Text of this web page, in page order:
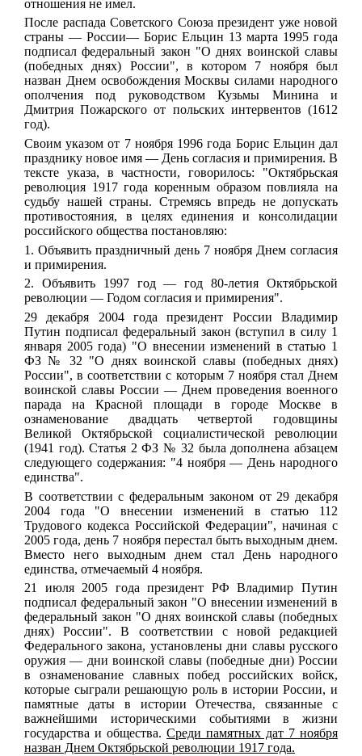
отношения не имел.
После распада Советского Союза президент уже новой
страны — России— Борис Ельцин 13 марта 1995 года
подписал федеральный закон "О днях воинской славы
(победных днях) России", в котором 7 ноября был
назван Днем освобождения Москвы силами народного
ополчения под руководством Кузьмы Минина и
Дмитрия Пожарского от польских интервентов (1612
год).
Своим указом от 7 ноября 1996 года Борис Ельцин дал
празднику новое имя — День согласия и примирения. В
тексте указа, в частности, говорилось: "Октябрьская
революция 1917 года коренным образом повлияла на
судьбу нашей страны. Стремясь впредь не допускать
противостояния, в целях единения и консолидации
российского общества постановляю:
1. Объявить праздничный день 7 ноября Днем согласия
и примирения.
2. Объявить 1997 год — год 80-летия Октябрьской
революции — Годом согласия и примирения".
29 декабря 2004 года президент России Владимир
Путин подписал федеральный закон (вступил в силу 1
января 2005 года) "О внесении изменений в статью 1
ФЗ № 32 "О днях воинской славы (победных днях)
России", в соответствии с которым 7 ноября стал Днем
воинской славы России — Днем проведения военного
парада на Красной площади в городе Москве в
ознаменование двадцать четвертой годовщины
Великой Октябрьской социалистической революции
(1941 год). Статья 2 ФЗ № 32 была дополнена абзацем
следующего содержания: "4 ноября — День народного
единства".
В соответствии с федеральным законом от 29 декабря
2004 года "О внесении изменений в статью 112
Трудового кодекса Российской Федерации", начиная с
2005 года, день 7 ноября перестал быть выходным днем.
Вместо него выходным днем стал День народного
единства, отмечаемый 4 ноября.
21 июля 2005 года президент РФ Владимир Путин
подписал федеральный закон "О внесении изменений в
федеральный закон "О днях воинской славы (победных
днях) России". В соответствии с новой редакцией
Федерального закона, установлены дни славы русского
оружия — дни воинской славы (победные дни) России
в ознаменование славных побед российских войск,
которые сыграли решающую роль в истории России, и
памятные даты в истории Отечества, связанные с
важнейшими историческими событиями в жизни
государства и общества. Среди памятных дат 7 ноября
назван Днем Октябрьской революции 1917 года.